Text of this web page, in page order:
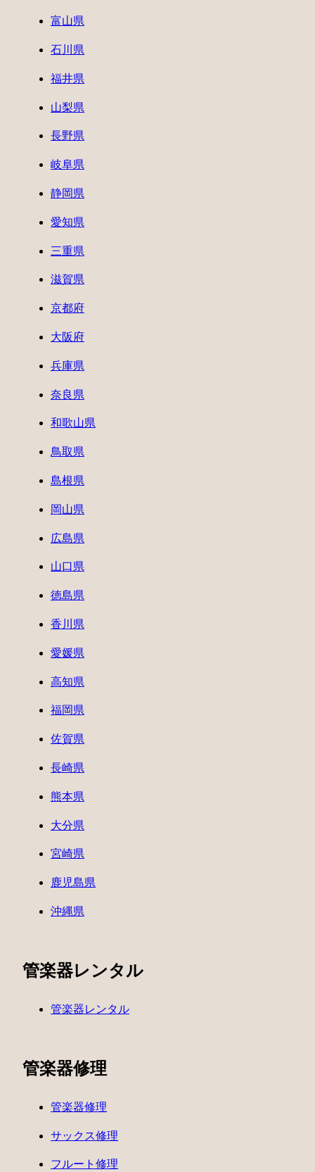
富山県
石川県
福井県
山梨県
長野県
岐阜県
静岡県
愛知県
三重県
滋賀県
京都府
大阪府
兵庫県
奈良県
和歌山県
鳥取県
島根県
岡山県
広島県
山口県
徳島県
香川県
愛媛県
高知県
福岡県
佐賀県
長崎県
熊本県
大分県
宮崎県
鹿児島県
沖縄県
管楽器レンタル
管楽器レンタル
管楽器修理
管楽器修理
サックス修理
フルート修理